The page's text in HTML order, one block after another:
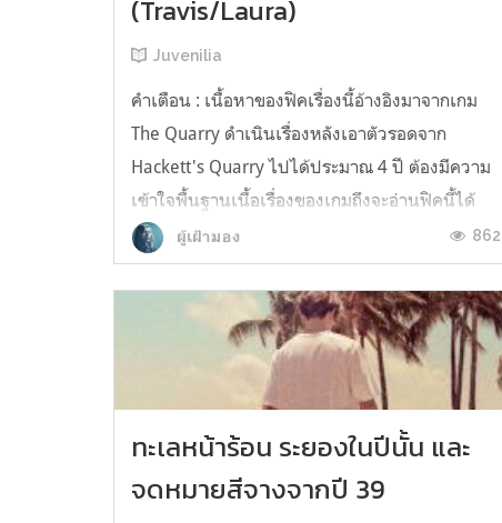
(Travis/Laura)
Juvenilia
คำเตือน : เนื้อหาของฟิคเรื่องนี้อ้างอิงมาจากเกม
The Quarry ดำเนินเรื่องหลังเอาตัวรอดจาก
Hackett's Quarry ไปได้ประมาณ 4 ปี ต้องมีความ
เข้าใจพื้นฐานเนื้อเรื่องของเกมถึงจะอ่านฟิคนี้ได้
โดยไม่สับสน __________________________ ค่ำคืน
ยามพระจันทร์เต็มดวงให้ความรู้สึกไม่เหมือนเดิม
อีกต่อไปตั้งแต่เกิดเรื่อ...
ผู้เฝ้ามอง 862
ทะเลหน้าร้อน ระยองในปีนั้น และ
จดหมายสีจางจากปี 39